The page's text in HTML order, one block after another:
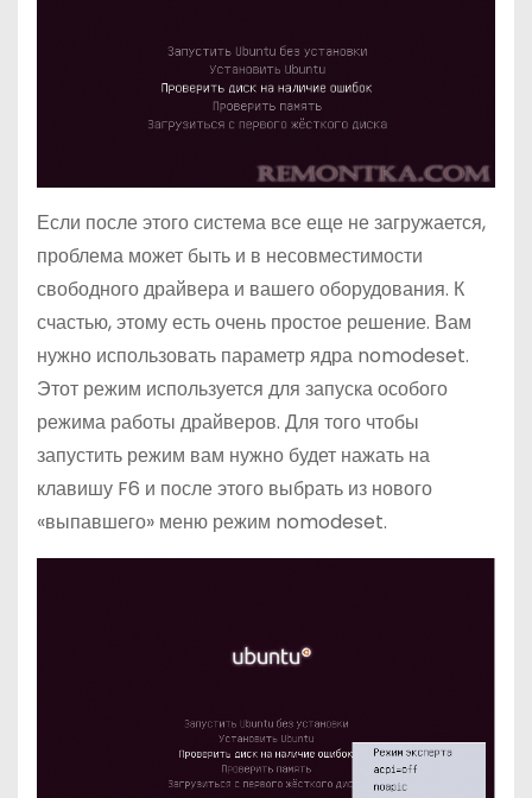
Если после этого система все еще не загружается,
проблема может быть и в несовместимости
свободного драйвера и вашего оборудования. К
счастью, этому есть очень простое решение. Вам
нужно использовать параметр ядра nomodeset.
Этот режим используется для запуска особого
режима работы драйверов. Для того чтобы
запустить режим вам нужно будет нажать на
клавишу F6 и после этого выбрать из нового
«выпавшего» меню режим nomodeset.